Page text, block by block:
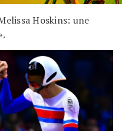
Hoskins: une